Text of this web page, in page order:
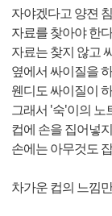
자야겠다고 양젼
자료를 찾아야 한
자료는 찾지 않고
옆에서 싸이질을
웬디도 싸이질이
그래서 '숙'이의 노
컵에 손을 집어넣
손에는 아무것도
차가운 컵의 느낌